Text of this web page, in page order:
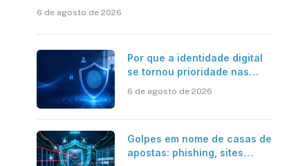
6 de agosto de 2026
Por que a identidade digital
se tornou prioridade nas
6 de agosto de 2026
Golpes em nome de casas de
apostas: phishing, sites